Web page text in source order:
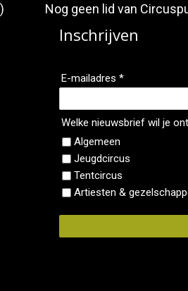
Nog geen lid van
Inschrijven
E-mailadres *
Welke nieuwsbrief wil je
Algemeen
Jeugdcircus
Tentcircus
Artiesten &